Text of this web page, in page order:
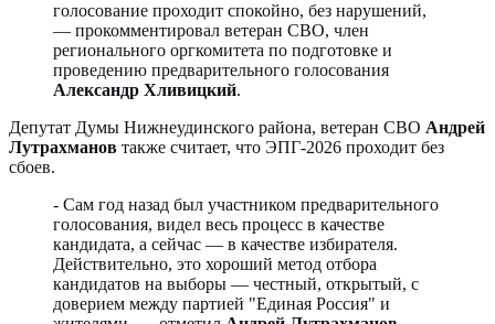
голосование проходит спокойно, без нарушений,
— прокомментировал ветеран СВО, член
регионального оргкомитета по подготовке и
проведению предварительного голосования
Александр Хливицкий.
Депутат Думы Нижнеудинского района, ветеран СВО Андрей
Лутрахманов также считает, что ЭПГ-2026 проходит без
сбоев.
- Сам год назад был участником предварительного
голосования, видел весь процесс в качестве
кандидата, а сейчас — в качестве избирателя.
Действительно, это хороший метод отбора
кандидатов на выборы — честный, открытый, с
доверием между партией "Единая Россия" и